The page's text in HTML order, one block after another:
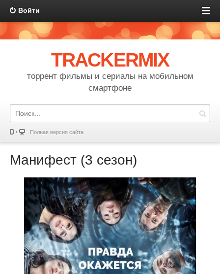
Войти
TRACKERMIX
торрент фильмы и сериалы на мобильном
смартфоне
Полная версия сайта
Манифест (3 сезон)